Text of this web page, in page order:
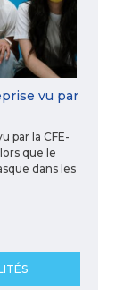
vu par
par la CFE-
que le
dans les